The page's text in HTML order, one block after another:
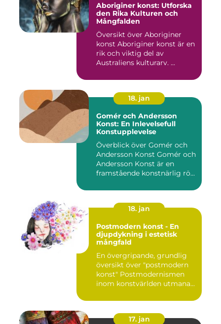
Aboriginer konst: Utforska
den Rika Kulturen och
Mångfalden
Översikt över Aboriginer
konst Aboriginer konst är en
rik och viktig del av
Australiens kulturarv. ...
18. jan
Gomér och Andersson
Konst: En Inlevelsefull
Konstupplevelse
Överblick över Gomér och
Andersson Konst Gomér och
Andersson Konst är en
framstående konstnärlig rö...
18. jan
Postmodern konst - En
djupdykning i estetisk
mångfald
En övergripande, grundlig
översikt över "postmodern
konst" Postmodernismen
inom konstvärlden utmana...
17. jan